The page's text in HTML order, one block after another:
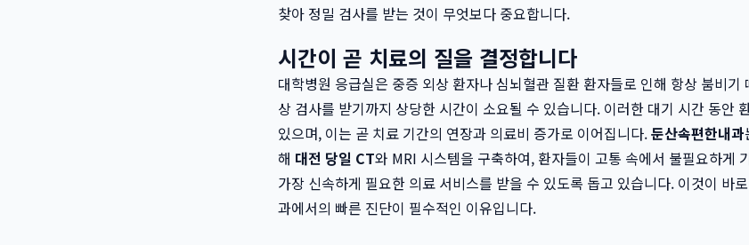
찾아 정밀 검사를 받는 것이 무엇보다 중요합니다.
시간이 곧 치료의 질을 결정합니다
대학병원 응급실은 중증 외상 환자나 심뇌혈관 질환 환자들로 인해 항상 붐비기
상 검사를 받기까지 상당한 시간이 소요될 수 있습니다. 이러한 대기 시간 동안
있으며, 이는 곧 치료 기간의 연장과 의료비 증가로 이어집니다.둔산속편한내과
해 대전 당일 CT와 MRI 시스템을 구축하여, 환자들이 고통 속에서 불필요하게
가장 신속하게 필요한 의료 서비스를 받을 수 있도록 돕고 있습니다. 이것이 바
과에서의 빠른 진단이 필수적인 이유입니다.